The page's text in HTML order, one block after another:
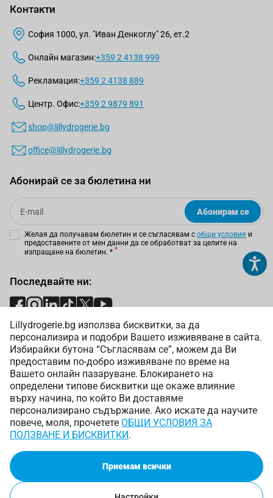
Lillydrogerie.bg използва бисквитки, за да
персонализира и подобри Вашето изживяване в сайта.
Избирайки бутона “Съгласявам се”, можем да Ви
предоставим по-добро изживяване по време на
Вашето онлайн пазаруване. Блокирането на
определени типове бисквитки ще окаже влияние
върху начина, по който Ви доставяме
персонализирано съдържание. Ако искате да научите
повече, моля, прочетете ОБЩИ УСЛОВИЯ ЗА
ПОЛЗВАНЕ И БИСКВИТКИ.
Приемам всички
Контакти
София 1000, ул. "Иван Денкоглу" 26, ет.2
Онлайн магазин:+359 2 4138 999
Рекламация:+359 2 4138 889
Центр. Офис:+359 2 9879 891
shop@lillydrogerie.bg
office@lillydrogerie.bg
Абонирай се за бюлетина ни
Email
Абонирам се
Желая да получавам бюлетин и се съгласявам с общи условия и
предоставените от мен данни да се обработват за целите на
изпращане на бюлетин. *
Последвайте ни:
Начини на плащане:
Начини на доставка:
Copyright © 2025 Лили Дрогерие ЕООД. Всички права
запазени.